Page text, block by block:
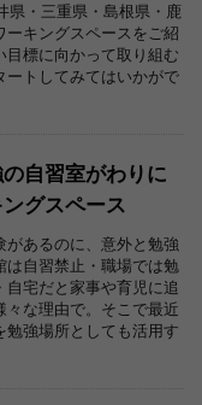
県・三重県・島根県・鹿
ーキングスペースをご紹
標に向かって取り組む
ートしてみてはいかがで
自習室がわりに
グスペース
があるのに、意外と勉強
は自習禁止・職場では勉
宅だと家事や育児に追
々な理由で。そこで最近
勉強場所としても活用す